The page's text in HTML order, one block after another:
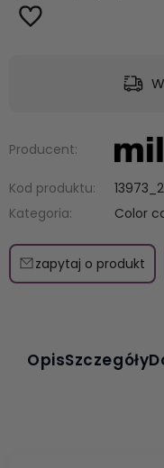
Producent:
Kod produktu:
Kategoria:
Color
zapytaj o produkt
OpisSzczegóły